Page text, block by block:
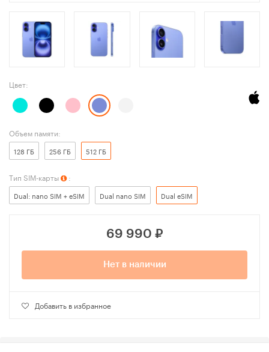
Цвет:
Объем памяти:
128 ГБ 256 ГБ 512 ГБ
Тип SIM-карты :
Dual: nano SIM + eSIM Dual nano SIM Dual eSIM
69 990 ₽
Нет в наличии
Добавить в избранное